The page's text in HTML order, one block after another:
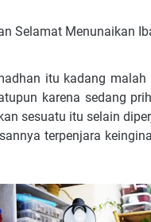
Selamat Menunaikan
itu kadang
karena sedang
sesuatu itu selain
terpenjara